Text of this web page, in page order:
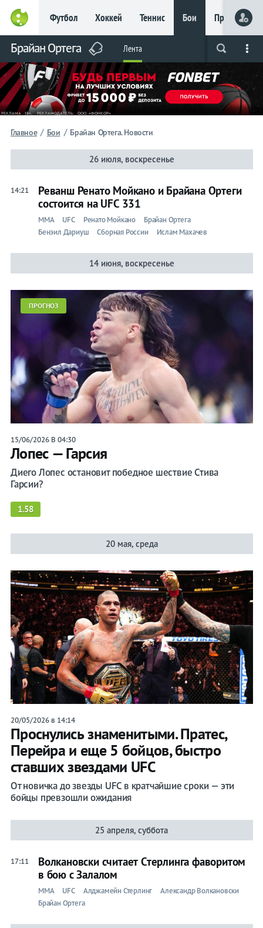
Футбол Хоккей Теннис Бои Прочие
Live Вся лента Прогнозы Букмекеры
Брайан Ортега Лента
Главное / Бои / Брайан Ортега. Новости
26 июля, воскресенье
14:21
Реванш Ренато Мойкано и Брайана Ортеги
состоится на UFC 331
ММА UFC Ренато Мойкано
Брайан Ортега
Бенэил Дариуш
Сборная России Ислам Махачев
14 июня, воскресенье
ПРОГНОЗ
15/06/2026 В 04:30
Лопес — Гарсия
Диего Лопес остановит победное шествие Стива
Гарсии?
1.58
20 мая, среда
20/05/2026 в 14:14
Проснулись знаменитыми. Пратес,
Перейра и еще 5 бойцов, быстро
ставших звездами UFС
От новичка до звезды UFC в кратчайшие сроки — эти
бойцы превзошли ожидания
25 апреля, суббота
17:11
Волкановски считает Стерлинга фаворитом
в бою с Залалом
ММА UFC Алджамейн Стерлинг
Александр Волкановски
Брайан Ортега
Главное
Фрибет
до 15
000 ₽
Новым
игрокам, без
условий
Футбол
Прогнозы
Букмекеры
Хоккей
Теннис
Брайан
Ортега
Лента
ММА
Вся
лента
Прочие